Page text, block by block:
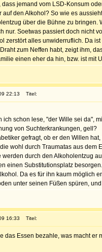
dass jemand vom LSD-Konsum
auf den Alkohol? So wie es
über die Bühne zu bringen.
nur. Soetwas passiert doch nicht
zerstört alles unwiderruflich. Da
zum Neffen habt, zeigt ihm,
einen eher da hin, bzw. ist
22:13 Titel:
ich schon lese, "der Wille sei da",
von Suchterkrankungen, gell?
gefragt, ob er den Willen
wohl durch Traumatas aus
werden durch den Alkoholentzug
einen Substitutionsplatz
Da es für ihn kaum möglich
unter seinen Füßen spüren,
16:33 Titel:
das Essen bezahle, was macht er